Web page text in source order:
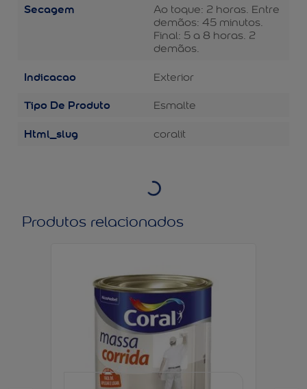
Secagem
Ao toque: 2 horas. Entre
demãos: 45 minutos.
Final: 5 a 8 horas. 2
demãos.
Indicacao Exterior
Tipo De Produto Esmalte
Html_slug coralit
Produtos relacionados